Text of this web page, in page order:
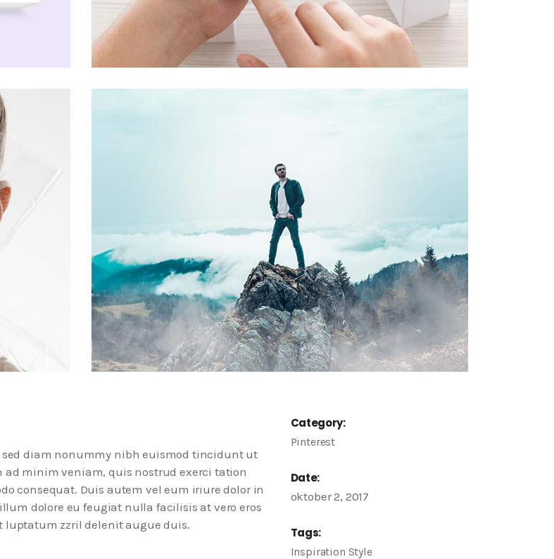
diam nonummy nibh euismod tincidunt ut
minim veniam, quis nostrud exerci tation
consequat. Duis autem vel eum iriure dolor in
dolore eu feugiat nulla facilisis at vero eros
luptatum zzril delenit augue duis.
Category:
Pinterest
Date:
oktober 2, 2017
Tags:
Inspiration Style